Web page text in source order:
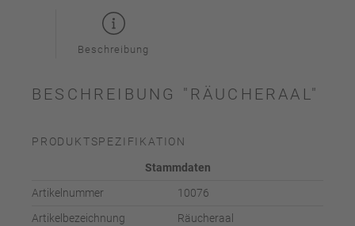
Beschreibung
BESCHREIBUNG "RÄUCHERAAL"
PRODUKTSPEZIFIKATION
Stammdaten
Artikelnummer
10076
Artikelbezeichnung
Räucheraal